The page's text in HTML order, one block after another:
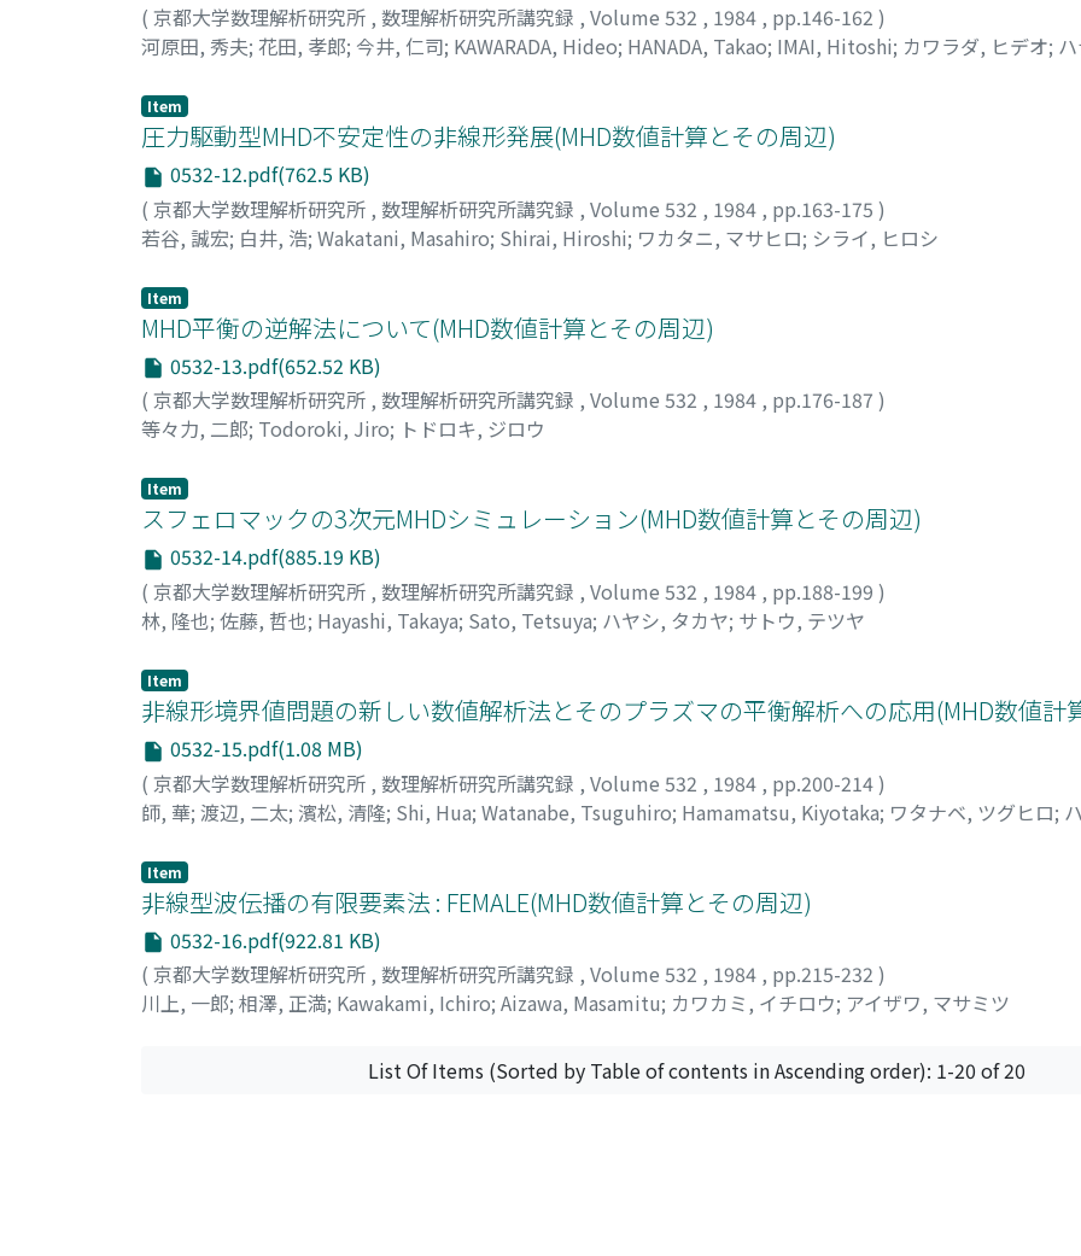
( 京都大学数理解析研究所 , 数理解析研究所講究録 , Volume 532 , 1984 , pp.146-162 )
河原田, 秀夫; 花田, 孝郎; 今井, 仁司; KAWARADA, Hideo; HANADA, Takao; IMAI, Hitoshi; カワラダ, ヒデオ;
Item
圧力駆動型MHD不安定性の非線形発展(MHD数値計算とその周辺)
0532-12.pdf(762.5 KB)
( 京都大学数理解析研究所 , 数理解析研究所講究録 , Volume 532 , 1984 , pp.163-175 )
若谷, 誠宏; 白井, 浩; Wakatani, Masahiro; Shirai, Hiroshi; ワカタニ, マサヒロ; シライ, ヒロシ
Item
MHD平衡の逆解法について(MHD数値計算とその周辺)
0532-13.pdf(652.52 KB)
( 京都大学数理解析研究所 , 数理解析研究所講究録 , Volume 532 , 1984 , pp.176-187 )
等々力, 二郎; Todoroki, Jiro; トドロキ, ジロウ
Item
スフェロマックの3次元MHDシミュレーション(MHD数値計算とその周辺)
0532-14.pdf(885.19 KB)
( 京都大学数理解析研究所 , 数理解析研究所講究録 , Volume 532 , 1984 , pp.188-199 )
林, 隆也; 佐藤, 哲也; Hayashi, Takaya; Sato, Tetsuya; ハヤシ, タカヤ; サトウ, テツヤ
Item
非線形境界値問題の新しい数値解析法とそのプラズマの平衡解析への応用(MHD数値計
0532-15.pdf(1.08 MB)
( 京都大学数理解析研究所 , 数理解析研究所講究録 , Volume 532 , 1984 , pp.200-214)
師, 華; 渡辺, 二太; 濱松, 清隆; Shi, Hua; Watanabe, Tsuguhiro; Hamamatsu, Kiyotaka; ワタナベ, ツグヒロ;
Item
非線型波伝播の有限要素法 : FEMALE(MHD数値計算とその周辺)
0532-16.pdf(922.81 KB)
( 京都大学数理解析研究所 , 数理解析研究所講究録 , Volume 532 , 1984 , pp.215-232 )
川上, 一郎; 相澤, 正満; Kawakami, Ichiro; Aizawa, Masamitu; カワカミ, イチロウ; アイザワ, マサミツ
List Of Items (Sorted by Table of contents in Ascending order): 1-20 of 20